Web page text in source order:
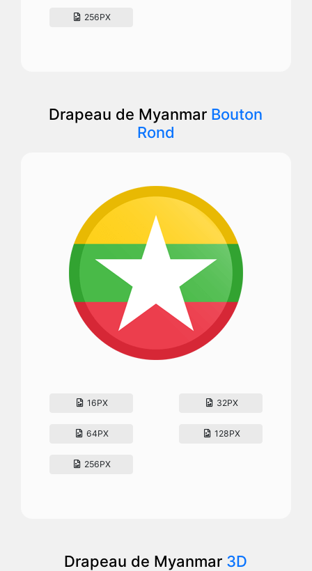
256PX
Drapeau de Myanmar Bouton
Rond
16PX 32PX
64PX 128PX
256PX
Drapeau de Myanmar 3D